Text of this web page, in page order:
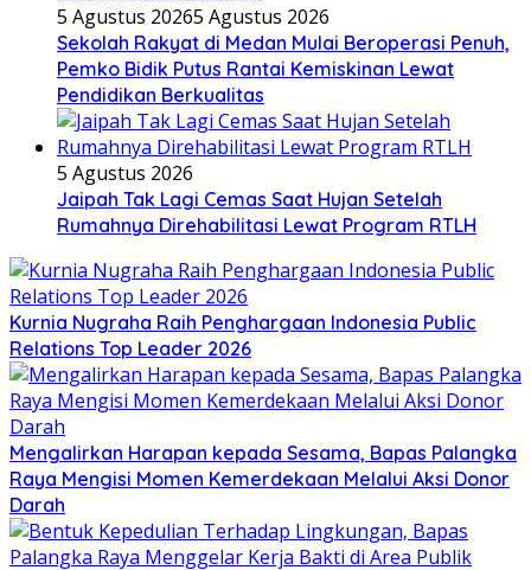
5 Agustus 20265 Agustus 2026
Sekolah Rakyat di Medan Mulai Beroperasi Penuh,
Pemko Bidik Putus Rantai Kemiskinan Lewat
Pendidikan Berkualitas
5 Agustus 2026
Jaipah Tak Lagi Cemas Saat Hujan Setelah
Rumahnya Direhabilitasi Lewat Program RTLH
Kurnia Nugraha Raih Penghargaan Indonesia Public
Relations Top Leader 2026
Mengalirkan Harapan kepada Sesama, Bapas Palangka
Raya Mengisi Momen Kemerdekaan Melalui Aksi Donor
Darah